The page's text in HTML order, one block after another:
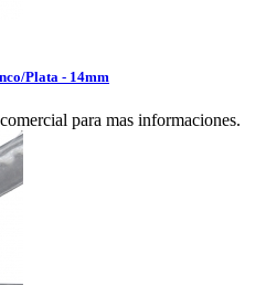
Plata - 14mm
para mas informaciones.